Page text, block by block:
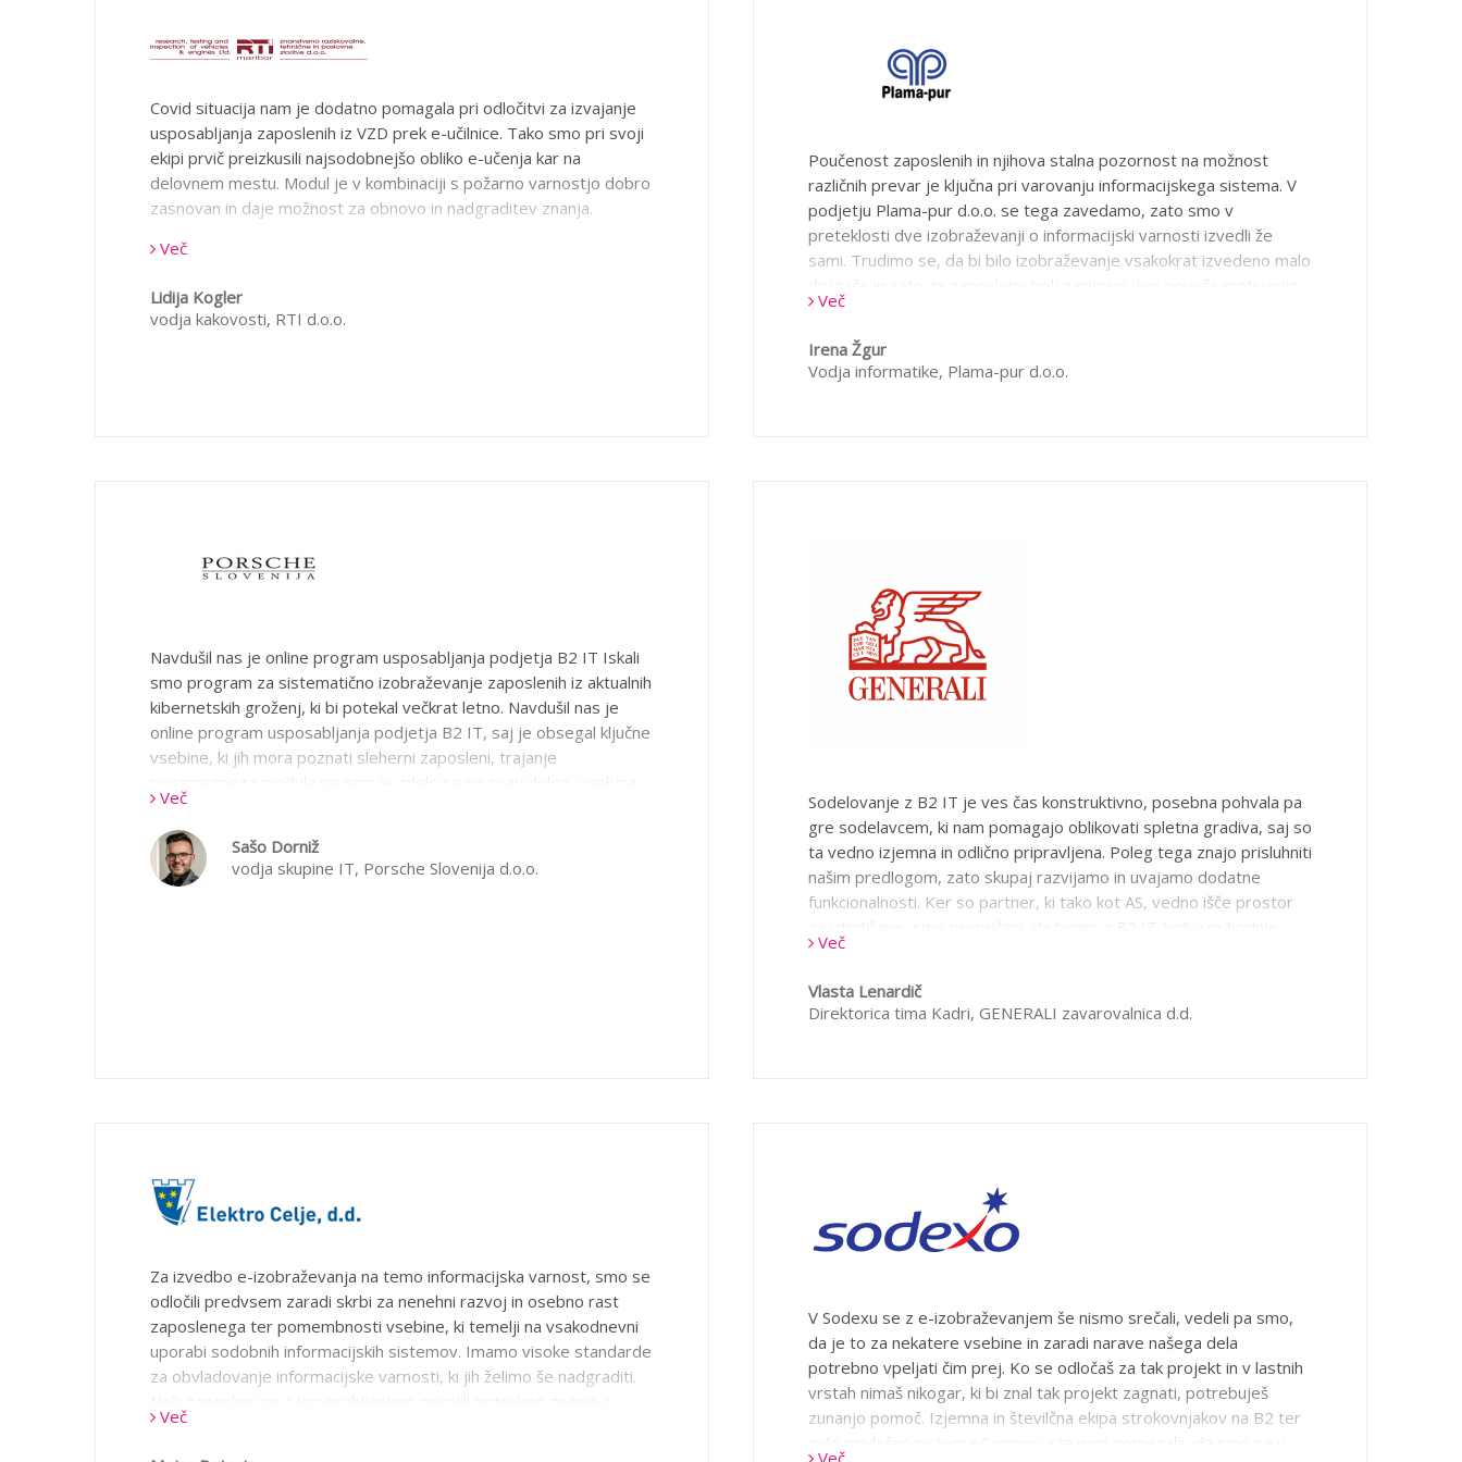
pa bomo s podjetjem B2 IT nadaljevali tudi v prihodnje.
Covid situacija nam je dodatno pomagala pri odločitvi za izvajanje
usposabljanja zaposlenih iz VZD prek e-učilnice. Tako smo pri svoji
ekipi prvič preizkusili najsodobnejšo obliko e-učenja kar na
delovnem mestu. Modul je v kombinaciji s požarno varnostjo dobro
zasnovan in daje možnost za obnovo in nadgraditev znanja.
Več
Lidija Kogler
vodja kakovosti, RTI d.o.o.
Poučenost zaposlenih in njihova stalna pozornost na možnost
različnih prevar je ključna pri varovanju informacijskega sistema. V
podjetju Plama-pur d.o.o. se tega zavedamo, zato smo v
preteklosti dve izobraževanji o informacijski varnosti izvedli že
sami. Trudimo se, da bi bilo izobraževanje vsakokrat izvedeno malo
pri učenju. Izobraževanje prek spletne učilnice je bilo za naše
zaposlene nov, svež pristop, ki je naletel na pozitivne odzive, saj
so gradivo lahko predelali, ko jim je čas to dopuščal. Odlična
lastnost spletne učilnice je, da mentor lahko spremlja napredovanje
Več
Irena Žgur
Vodja informatike, Plama-pur d.o.o.
Navdušil nas je online program usposabljanja podjetja B2 IT Iskali
smo program za sistematično izobraževanje zaposlenih iz aktualnih
kibernetskih groženj, ki bi potekal večkrat letno. Navdušil nas je
online program usposabljanja podjetja B2 IT, saj je obsegal ključne
vsebine, ki jih mora poznati sleherni zaposleni, trajanje
pa prikazana na zanimiv, interaktiven način.Pomembno nam je bilo,
da kot naročnik prejmemo tudi končno poročilo o uspešnosti
zaposlenih z e-učenjem in rezultati na e-testu ter potrdili. Dodano
vrednost pa nam predstavljajo osvežitveni moduli, saj verjamemo,
Več
Sašo Dorniž
vodja skupine IT, Porsche Slovenija d.o.o.
Sodelovanje z B2 IT je ves čas konstruktivno, posebna pohvala pa
gre sodelavcem, ki nam pomagajo oblikovati spletna gradiva, saj so
ta vedno izjemna in odlično pripravljena. Poleg tega znajo prisluhniti
našim predlogom, zato skupaj razvijamo in uvajamo dodatne
funkcionalnosti. Ker so partner, ki tako kot AS, vedno išče prostor
skupaj prispevali k razvoju novih rešitev pri izobraževanju in
Več
Vlasta Lenardič
Direktorica tima Kadri, GENERALI zavarovalnica d.d.
Za izvedbo e-izobraževanja na temo informacijska varnost, smo se
odločili predvsem zaradi skrbi za nenehni razvoj in osebno rast
zaposlenega ter pomembnosti vsebine, ki temelji na vsakodnevni
uporabi sodobnih informacijskih sistemov. Imamo visoke standarde
za obvladovanje informacijske varnosti, ki jih želimo še nadgraditi.
področja informacijske varnosti. Cilj e-izobraževanja je bil tudi
Več
V Sodexu se z e-izobraževanjem še nismo srečali, vedeli pa smo,
da je to za nekatere vsebine in zaradi narave našega dela
potrebno vpeljati čim prej. Ko se odločaš za tak projekt in v lastnih
vrstah nimaš nikogar, ki bi znal tak projekt zagnati, potrebuješ
zunanjo pomoč. Izjemna in številčna ekipa strokovnjakov na B2 ter
Več